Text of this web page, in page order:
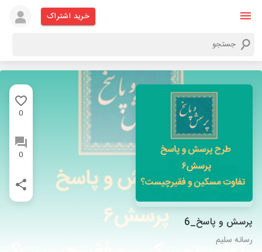
خرید اشتراک
0
0
پرسش و پاسخ_6
رسانه سلیم